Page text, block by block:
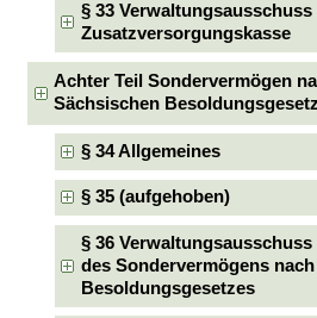
§ 33 Verwaltungsausschuss
Zusatzversorgungskasse
Achter Teil Sondervermögen
Sächsischen
§ 34 Allgemeines
§ 35 (aufgehoben)
§ 36
des Sondervermögens
Besoldungsgesetzes